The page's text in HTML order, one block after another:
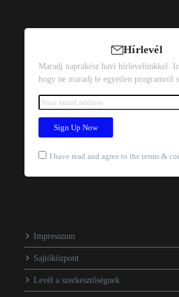
Hírlevél
Maradj naprakész havi hírlevelünkkel.
hogy ne maradj le egyetlen programról
I have read and agree to the terms &
Impresszum
Sajtóközpont
Levél a szerkesztőségnek